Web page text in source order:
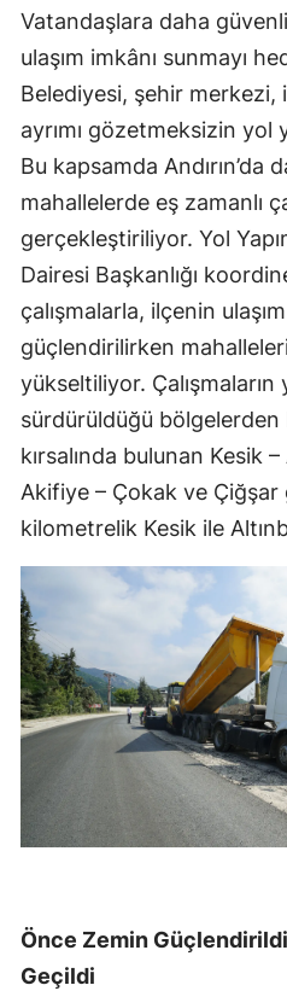
Vatandaşlara daha
ulaşım imkânı sunmayı
Belediyesi, şehir merkezi,
ayrımı gözetmeksizin yol
Bu kapsamda Andırın’da
mahallelerde eş zamanlı
gerçekleştiriliyor. Yol
Dairesi Başkanlığı
çalışmalarla, ilçenin ulaşım
güçlendirilirken
yükseltiliyor.
sürdürüldüğü bölgelerden
kırsalında bulunan Kesik
Akifiye – Çokak ve
kilometrelik Kesik ile
Önce Zemin
Geçildi